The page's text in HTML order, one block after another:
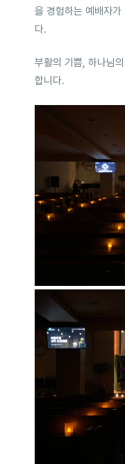
을 경험하는 예배자가
다.
부활의 기쁨, 하나님
합니다.